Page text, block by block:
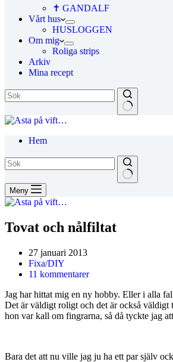
✝ GANDALF
Vårt hus
HUSLOGGEN
Om mig
Roliga strips
Arkiv
Mina recept
Hem
Meny
Tovat och nålfiltat
27 januari 2013
Fixa/DIY
11 kommentarer
Jag har hittat mig en ny hobby. Eller i alla
Det är väldigt roligt och det är också väldigt
hon var kall om fingrarna, så då tyckte jag
Bara det att nu ville jag ju ha ett par själv